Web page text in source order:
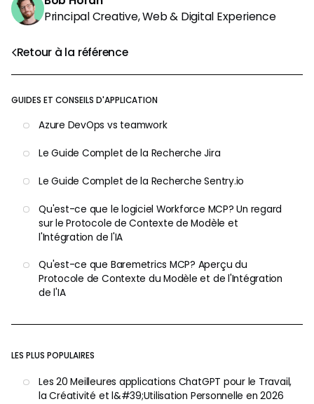
Retour à la référence
GUIDES ET CONSEILS D'APPLICATION
Azure DevOps vs teamwork
Le Guide Complet de la Recherche Jira
Le Guide Complet de la Recherche Sentry.io
Qu'est-ce que le logiciel Workforce MCP? Un regard
sur le Protocole de Contexte de Modèle et
l'Intégration de l'IA
Qu'est-ce que Baremetrics MCP? Aperçu du
Protocole de Contexte du Modèle et de l'Intégration
de l'IA
LES PLUS POPULAIRES
Les 20 Meilleures applications ChatGPT pour le Travail,
la Créativité et l&#39;Utilisation Personnelle en 2026
Principal Creative, Web & Digital Experience